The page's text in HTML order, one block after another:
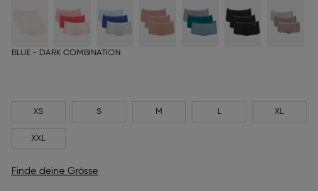
BLUE - DARK COMBINATION
XS S M L XL
XXL
Finde deine Grösse